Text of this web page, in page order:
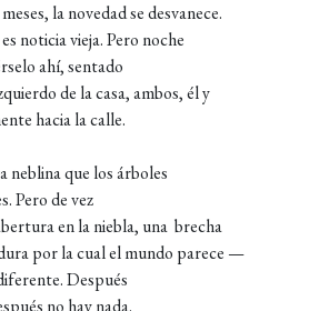
la novedad se desvanece.
noticia vieja. Pero noche
ahí, sentado
de la casa, ambos, él y
hacia la calle.
neblina que los árboles
Pero de vez
en la niebla, una brecha
por la cual el mundo parece —
Después
no hay nada.